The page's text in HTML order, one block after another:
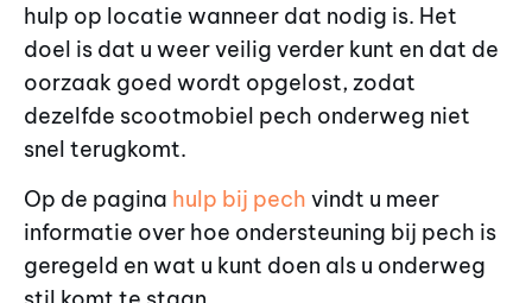
hulp op locatie wanneer dat nodig is. Het
doel is dat u weer veilig verder kunt en dat de
oorzaak goed wordt opgelost, zodat
dezelfde scootmobiel pech onderweg niet
snel terugkomt.
Op de pagina hulp bij pech vindt u meer
informatie over hoe ondersteuning bij pech is
geregeld en wat u kunt doen als u onderweg